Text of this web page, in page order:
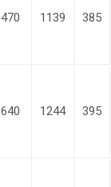
470 1139 385
640 1244 395